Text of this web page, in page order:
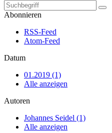
Abonnieren
RSS-Feed
Atom-Feed
Datum
01.2019 (1)
Alle anzeigen
Autoren
Johannes Seidel (1)
Alle anzeigen